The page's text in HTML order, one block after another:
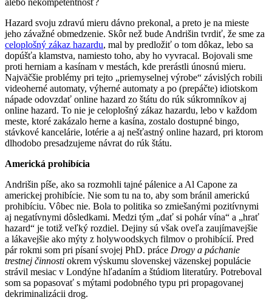
alebo nekompetentnosť?
Hazard svoju zdravú mieru dávno prekonal, a preto je na mieste
jeho závažné obmedzenie. Skôr než bude Andrišin tvrdiť, že sme za
celoplošný zákaz hazardu, mal by predložiť o tom dôkaz, lebo sa
dopúšťa klamstva, namiesto toho, aby ho vyvracal. Bojovali sme
proti herniam a kasínam v mestách, kde prerástli únosnú mieru.
Najväčšie problémy pri tejto „priemyselnej výrobe“ závislých robili
videoherné automaty, výherné automaty a po (prepáčte) idiotskom
nápade odovzdať online hazard zo štátu do rúk súkromníkov aj
online hazard. To nie je celoplošný zákaz hazardu, lebo v každom
meste, ktoré zakázalo herne a kasína, zostalo dostupné bingo,
stávkové kancelárie, lotérie a aj nešťastný online hazard, pri ktorom
dlhodobo presadzujeme návrat do rúk štátu.
Americká prohibícia
Andrišin píše, ako sa rozmohli tajné pálenice a Al Capone za
americkej prohibície. Nie som tu na to, aby som bránil americkú
prohibíciu. Vôbec nie. Bola to politika so zmiešanými pozitívnymi
aj negatívnymi dôsledkami. Medzi tým „dať si pohár vína“ a „hrať
hazard“ je totiž veľký rozdiel. Dejiny sú však oveľa zaujímavejšie
a lákavejšie ako mýty z holywoodskych filmov o prohibícií. Pred
pár rokmi som pri písaní svojej PhD. práce Drogy a páchanie
trestnej činnosti okrem výskumu slovenskej väzenskej populácie
strávil mesiac v Londýne hľadaním a štúdiom literatúry. Potreboval
som sa popasovať s mýtami podobného typu pri propagovanej
dekriminalizácii drog.